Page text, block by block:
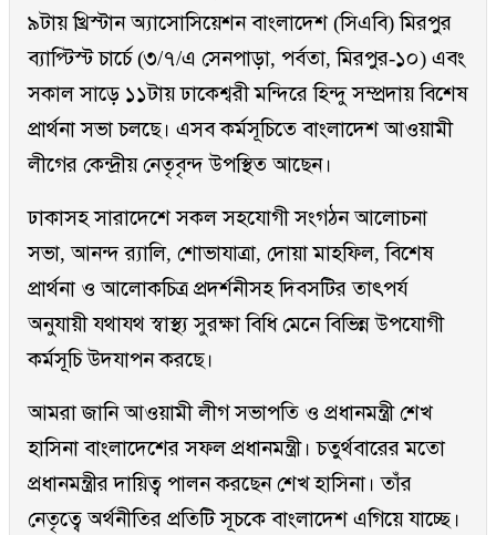
৯টায় খ্রিস্টান অ্যাসোসিয়েশন বাংলাদেশ (সিএবি) মিরপুর
ব্যাপ্টিস্ট চার্চে (৩/৭/এ সেনপাড়া, পর্বতা, মিরপুর-১০) এবং
সকাল সাড়ে ১১টায় ঢাকেশ্বরী মন্দিরে হিন্দু সম্প্রদায় বিশেষ
প্রার্থনা সভা চলছে। এসব কর্মসূচিতে বাংলাদেশ আওয়ামী
লীগের কেন্দ্রীয় নেতৃবৃন্দ উপস্থিত আছেন।
ঢাকাসহ সারাদেশে সকল সহযোগী সংগঠন আলোচনা
সভা, আনন্দ র‌্যালি, শোভাযাত্রা, দোয়া মাহফিল, বিশেষ
প্রার্থনা ও আলোকচিত্র প্রদর্শনীসহ দিবসটির তাৎপর্য
অনুযায়ী যথাযথ স্বাস্থ্য সুরক্ষা বিধি মেনে বিভিন্ন উপযোগী
কর্মসূচি উদযাপন করছে।
আমরা জানি আওয়ামী লীগ সভাপতি ও প্রধানমন্ত্রী শেখ
হাসিনা বাংলাদেশের সফল প্রধানমন্ত্রী। চতুর্থবারের মতো
প্রধানমন্ত্রীর দায়িত্ব পালন করছেন শেখ হাসিনা। তাঁর
নেতৃত্বে অর্থনীতির প্রতিটি সূচকে বাংলাদেশ এগিয়ে যাচ্ছে।